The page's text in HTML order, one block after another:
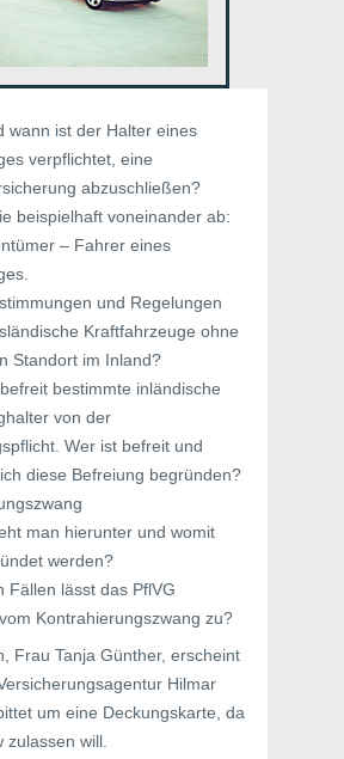
wann ist der Halter eines
verpflichtet, eine
abzuschließen?
beispielhaft voneinander ab:
– Fahrer eines
und Regelungen
Kraftfahrzeuge ohne
Standort im Inland?
bestimmte inländische
von der
Wer ist befreit und
diese Befreiung begründen?
man hierunter und womit
werden?
Fällen lässt das PflVG
Kontrahierungszwang zu?
Frau Tanja Günther, erscheint
Hilmar
um eine Deckungskarte, da
zulassen will.